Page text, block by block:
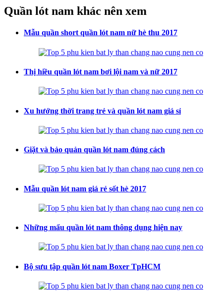
Quần lót nam khác nên xem
Mẫu quần short quần lót nam nữ hè thu 2017
Thị hiều quần lót nam bơi lội nam và nữ 2017
Xu hướng thời trang trẻ và quần lót nam giá sỉ
Giặt và bảo quản quần lót nam đúng cách
Mẫu quần lót nam giá rẻ sốt hè 2017
Những mẩu quần lót nam thông dụng hiện nay
Bộ sưu tập quần lót nam Boxer TpHCM